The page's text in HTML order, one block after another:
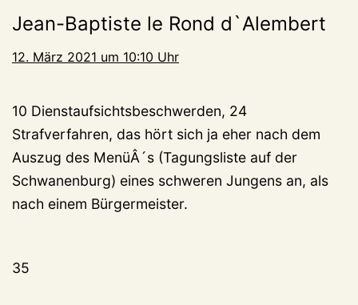
Jean-Baptiste le Rond d`Alembert
12. März 2021 um 10:10 Uhr
10 Dienstaufsichtsbeschwerden, 24
Strafverfahren, das hört sich ja eher nach dem
Auszug des MenüÂ´s (Tagungsliste auf der
Schwanenburg) eines schweren Jungens an, als
nach einem Bürgermeister.
35